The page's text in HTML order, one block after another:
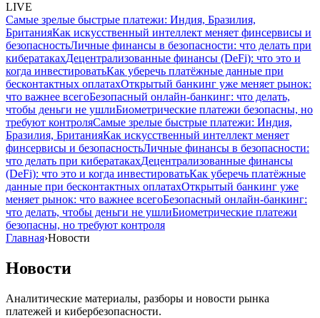
LIVE
Самые зрелые быстрые платежи: Индия, Бразилия,
БританияКак искусственный интеллект меняет финсервисы и
безопасностьЛичные финансы в безопасности: что делать при
кибератакахДецентрализованные финансы (DeFi): что это и
когда инвестироватьКак уберечь платёжные данные при
бесконтактных оплатахОткрытый банкинг уже меняет рынок:
что важнее всегоБезопасный онлайн-банкинг: что делать,
чтобы деньги не ушлиБиометрические платежи безопасны, но
требуют контроляСамые зрелые быстрые платежи: Индия,
Бразилия, БританияКак искусственный интеллект меняет
финсервисы и безопасностьЛичные финансы в безопасности:
что делать при кибератакахДецентрализованные финансы
(DeFi): что это и когда инвестироватьКак уберечь платёжные
данные при бесконтактных оплатахОткрытый банкинг уже
меняет рынок: что важнее всегоБезопасный онлайн-банкинг:
что делать, чтобы деньги не ушлиБиометрические платежи
безопасны, но требуют контроля
Главная›Новости
Новости
Аналитические материалы, разборы и новости рынка
платежей и кибербезопасности.